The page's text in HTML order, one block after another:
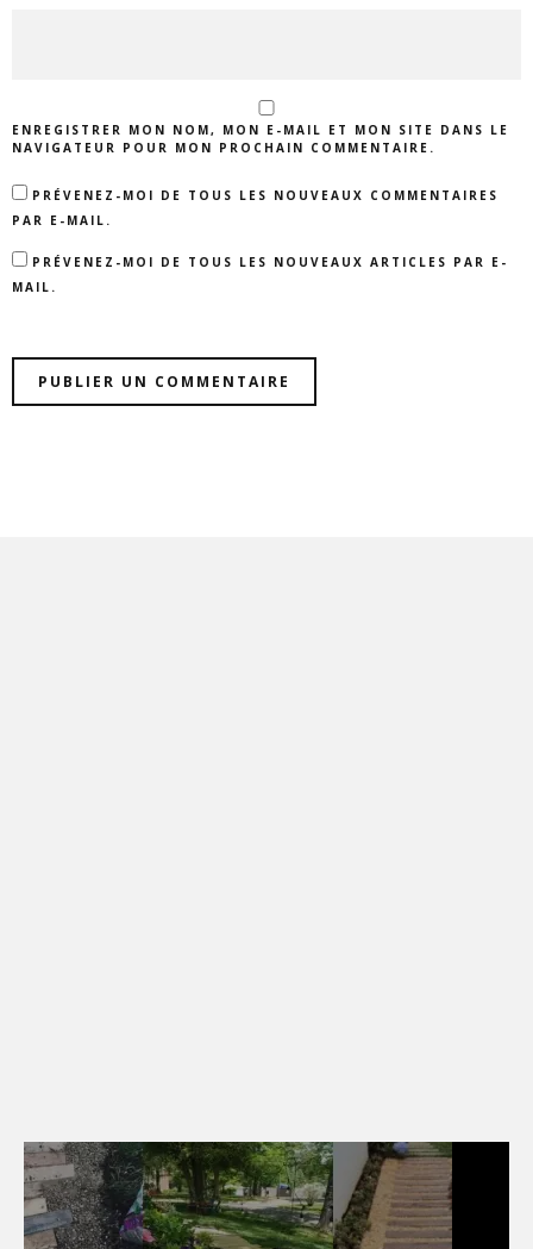
ENREGISTRER MON NOM, MON E-MAIL ET MON SITE DANS LE
NAVIGATEUR POUR MON PROCHAIN COMMENTAIRE.
PRÉVENEZ-MOI DE TOUS LES NOUVEAUX COMMENTAIRES
PAR E-MAIL.
PRÉVENEZ-MOI DE TOUS LES NOUVEAUX ARTICLES PAR E-
MAIL.